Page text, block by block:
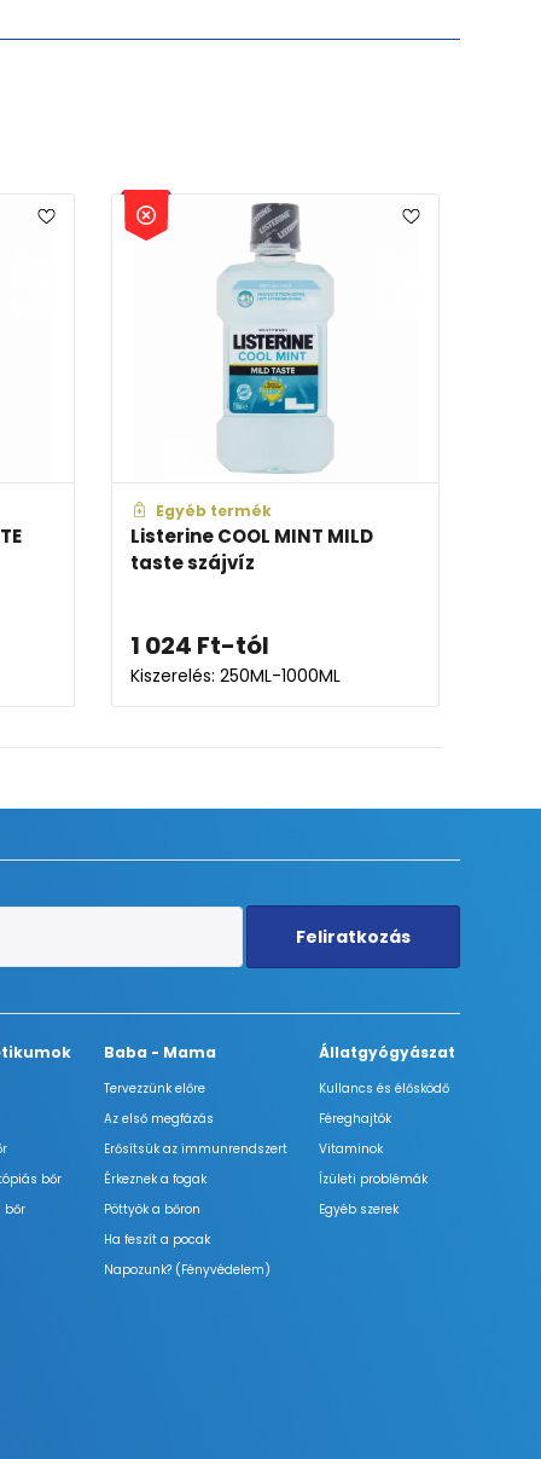
Egyéb termék
Listerine COOL MINT MILD
taste szájvíz
1 024 Ft-tól
Kiszerelés: 250ML-1000ML
Feliratkozás
bőr
bőr
Baba - Mama
Tervezzünk előre
Az első megfázás
Erősítsük az immunrendszert
Érkeznek a fogak
Pöttyök a bőron
Ha feszít a pocak
Napozunk? (Fényvédelem)
Állatgyógyászat
Kullancs és élősködő
Féreghajtók
Vitaminok
Ízületi problémák
Egyéb szerek